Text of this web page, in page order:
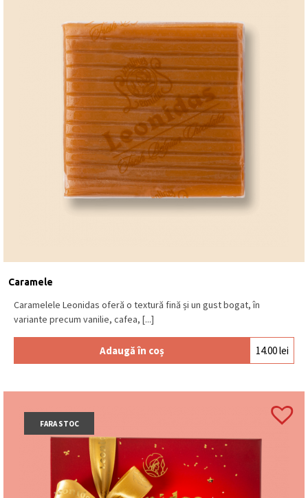
Caramele
Caramelele Leonidas oferă o textură fină și un gust bogat, în
variante precum vanilie, cafea, [...]
Adaugă în coș 14.00lei
FARA STOC